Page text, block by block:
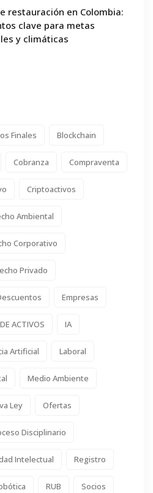
restauración en Colombia:
clave para metas
y climáticas
Finales Blockchain
Cobranza Compraventa
Criptoactivos
Ambiental
Corporativo
Privado
Empresas
ACTIVOS IA
Artificial Laboral
Medio Ambiente
Ley Ofertas
Disciplinario
Intelectual Registro
RUB Socios